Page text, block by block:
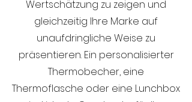
Wertschätzung zu zeigen und
gleichzeitig Ihre Marke auf
unaufdringliche Weise zu
präsentieren. Ein personalisierter
Thermobecher, eine
Thermoflasche oder eine Lunchbox